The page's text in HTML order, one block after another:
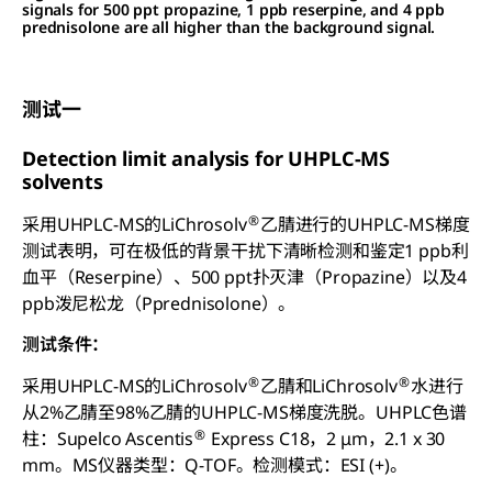
signals for 500 ppt propazine, 1 ppb reserpine, and 4 ppb
prednisolone are all higher than the background signal.
测试一
Detection limit analysis for UHPLC-MS
solvents
采用UHPLC-MS的LiChrosolv®乙腈进行的UHPLC-MS梯度
测试表明，可在极低的背景干扰下清晰检测和鉴定1 ppb利
血平（Reserpine）、500 ppt扑灭津（Propazine）以及4
ppb泼尼松龙（Pprednisolone）。
测试条件：
采用UHPLC-MS的LiChrosolv®乙腈和LiChrosolv®水进行
从2%乙腈至98%乙腈的UHPLC-MS梯度洗脱。UHPLC色谱
柱：Supelco Ascentis® Express C18，2 μm，2.1 x 30
mm。MS仪器类型：Q-TOF。检测模式：ESI (+)。